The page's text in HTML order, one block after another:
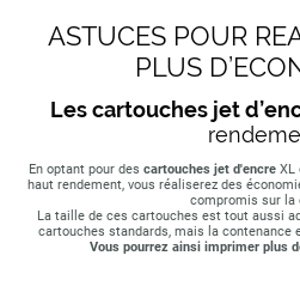
ASTUCES POUR
PLUS
Les cartouches jet
En optant pour des cartouches jet d'encreXL
haut rendement, vous réaliserez des
compromis sur la
La taille de ces cartouches est tout aussi
cartouches standards, mais la contenance
Vous pourrez ainsi imprimer plus